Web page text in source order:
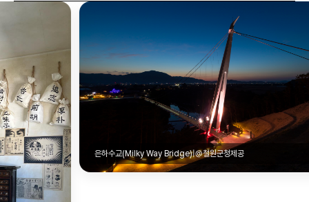
은하수교(Milky Way Bridge)|@철원군청제공